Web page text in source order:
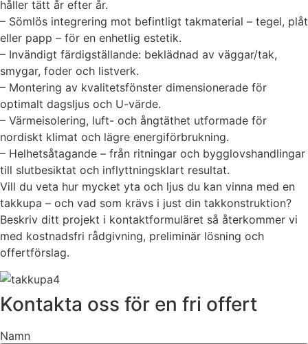
håller tätt år efter år.
– Sömlös integrering mot befintligt takmaterial – tegel, plåt
eller papp – för en enhetlig estetik.
– Invändigt färdigställande: beklädnad av väggar/tak,
smygar, foder och listverk.
– Montering av kvalitetsfönster dimensionerade för
optimalt dagsljus och U-värde.
– Värmeisolering, luft- och ångtäthet utformade för
nordiskt klimat och lägre energiförbrukning.
– Helhetsåtagande – från ritningar och bygglovshandlingar
till slutbesiktat och inflyttningsklart resultat.
Vill du veta hur mycket yta och ljus du kan vinna med en
takkupa – och vad som krävs i just din takkonstruktion?
Beskriv ditt projekt i kontaktformuläret så återkommer vi
med kostnadsfri rådgivning, preliminär lösning och
offertförslag.
Kontakta oss för en fri offert
Namn